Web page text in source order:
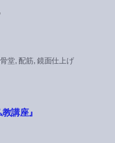
堂, 配筋, 鏡面仕上げ
講座』